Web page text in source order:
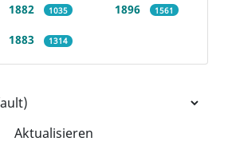
1882 1035
1883 1314
1896 1561
Aktualisieren